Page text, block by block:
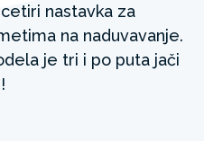
nastavka za
na naduvavanje.
je tri i po puta jači